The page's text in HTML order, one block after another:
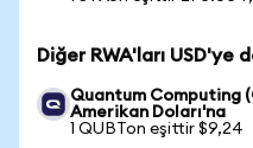
Diğer RWA'ları USD'ye
Quantum Computing
Amerikan Doları'na
1 QUBTon eşittir $9,24